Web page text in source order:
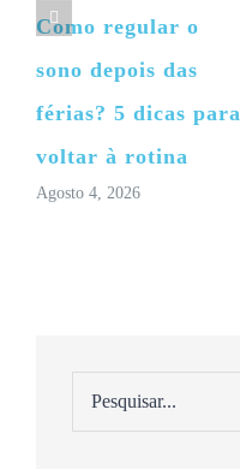
Como regular o
sono depois das
férias? 5 dicas para
voltar à rotina
Agosto 4, 2026